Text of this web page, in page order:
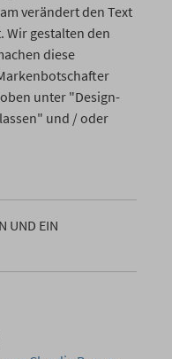
verändert den Text
Wir gestalten den
diese
unter "Design-
und / oder
UND EIN